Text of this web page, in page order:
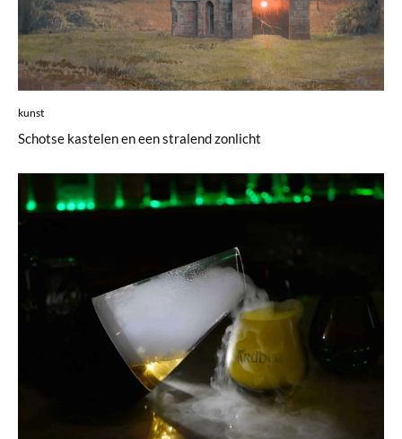
kunst
Schotse kastelen en een stralend zonlicht